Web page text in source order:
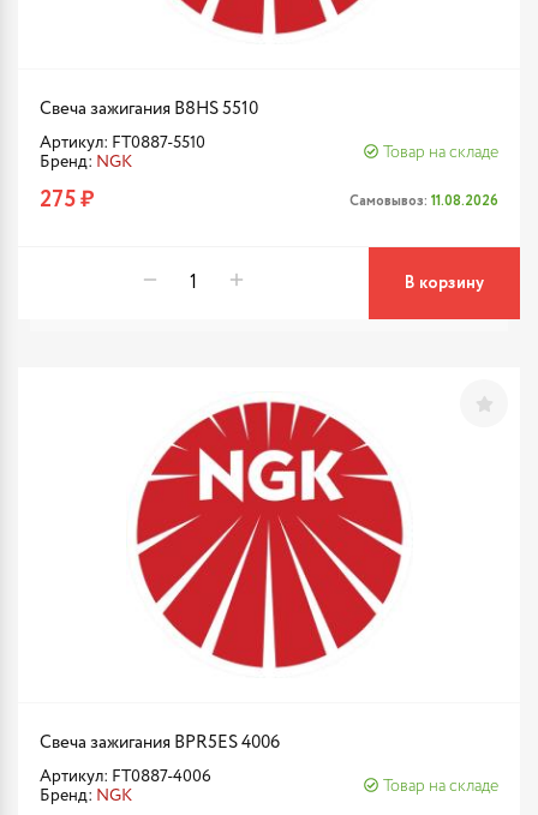
Свеча зажигания B8HS 5510
Артикул: FT0887-5510
Бренд: NGK
Товар на складе
275 ₽ Самовывоз: 11.08.2026
В корзину
Свеча зажигания BPR5ES 4006
Артикул: FT0887-4006
Бренд: NGK
Товар на складе